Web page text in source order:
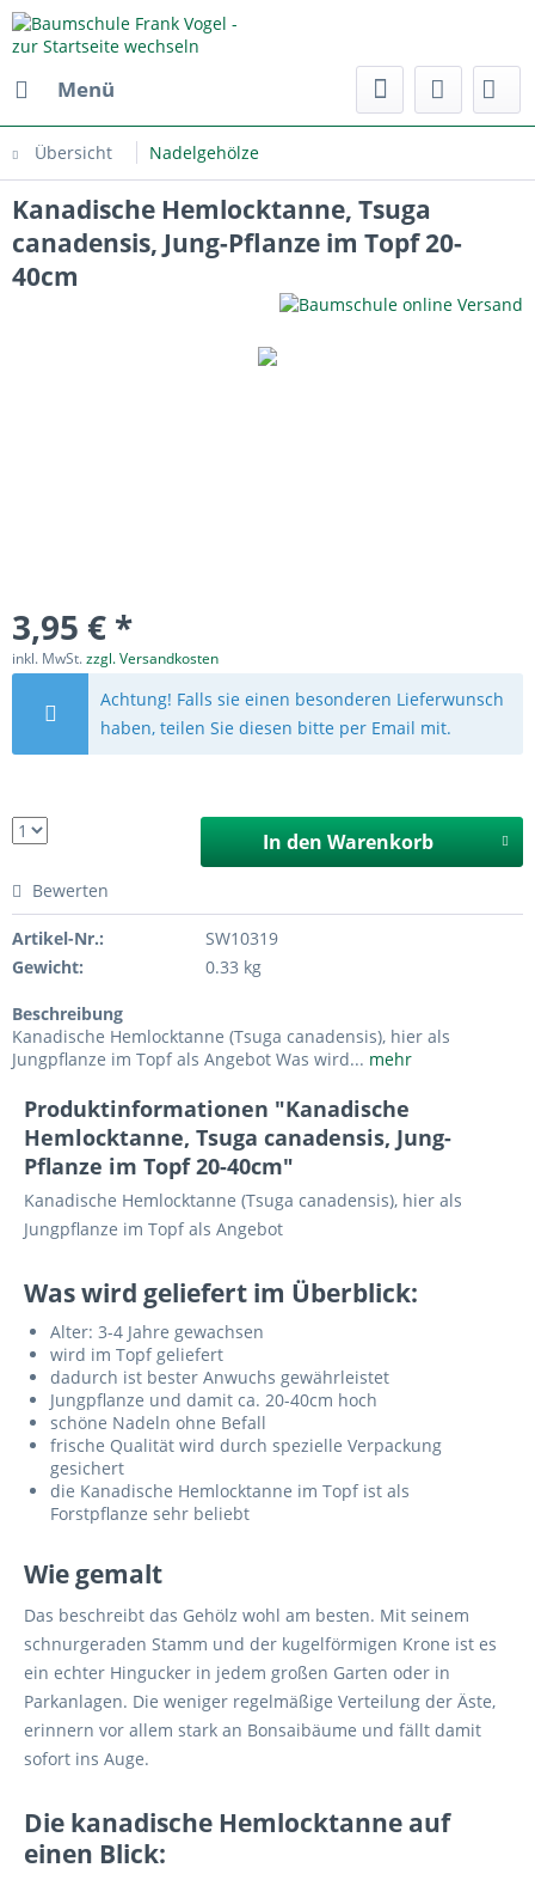
Menü
Übersicht Nadelgehölze
Kanadische Hemlocktanne, Tsuga
canadensis, Jung-Pflanze im Topf 20-
40cm
3,95 € *
inkl. MwSt.zzgl. Versandkosten
Achtung! Falls sie einen besonderen Lieferwunsch
haben, teilen Sie diesen bitte per Email mit.
In den Warenkorb
Bewerten
Artikel-Nr.:
SW10319
Gewicht:
0.33 kg
Beschreibung
Kanadische Hemlocktanne (Tsuga canadensis), hier als
Jungpflanze im Topf als Angebot Was wird... mehr
Produktinformationen "Kanadische
Hemlocktanne, Tsuga canadensis, Jung-
Pflanze im Topf 20-40cm"
Kanadische Hemlocktanne (Tsuga canadensis), hier als
Jungpflanze im Topf als Angebot
Was wird geliefert im Überblick:
Alter: 3-4 Jahre gewachsen
wird im Topf geliefert
dadurch ist bester Anwuchs gewährleistet
Jungpflanze und damit ca. 20-40cm hoch
schöne Nadeln ohne Befall
frische Qualität wird durch spezielle Verpackung
gesichert
die Kanadische Hemlocktanne im Topf ist als
Forstpflanze sehr beliebt
Wie gemalt
Das beschreibt das Gehölz wohl am besten. Mit seinem
schnurgeraden Stamm und der kugelförmigen Krone ist es
ein echter Hingucker in jedem großen Garten oder in
Parkanlagen. Die weniger regelmäßige Verteilung der Äste,
erinnern vor allem stark an Bonsaibäume und fällt damit
sofort ins Auge.
Die kanadische Hemlocktanne auf
einen Blick: